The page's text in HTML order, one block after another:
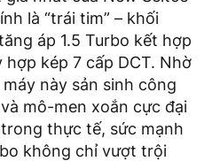
là “trái tim” – khối
áp 1.5 Turbo kết hợp
kép 7 cấp DCT. Nhờ
này sản sinh công
mô-men xoắn cực đại
thực tế, sức mạnh
không chỉ vượt trội